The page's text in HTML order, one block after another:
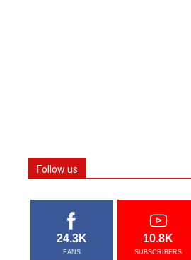
Follow us
24.3K
FANS
10.8K
SUBSCRIBERS